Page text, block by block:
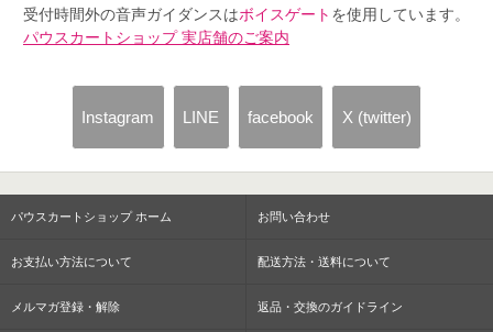
受付時間外の音声ガイダンスはボイスゲート を使用しています。
パウスカートショップ 実店舗のご案内
Instagram LINE facebook X (twitter)
パウスカートショップ ホーム お問い合わせ
お支払い方法について 配送方法・送料について
メルマガ登録・解除 返品・交換のガイドライン